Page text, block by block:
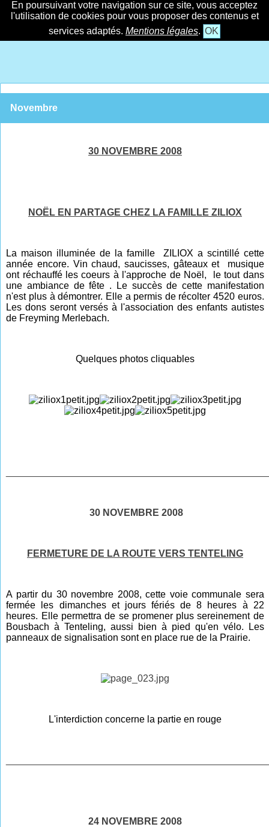
En poursuivant votre navigation sur ce site, vous acceptez
l'utilisation de cookies pour vous proposer des contenus et
services adaptés. Mentions légales. OK
Novembre
30 NOVEMBRE 2008
NOËL EN PARTAGE CHEZ LA FAMILLE ZILIOX
La maison illuminée de la famille ZILIOX a scintillé cette
année encore. Vin chaud, saucisses, gâteaux et musique
ont réchauffé les coeurs à l'approche de Noël, le tout dans
une ambiance de fête . Le succès de cette manifestation
n'est plus à démontrer. Elle a permis de récolter 4520 euros.
Les dons seront versés à l'association des enfants autistes
de Freyming Merlebach.
Quelques photos cliquables
30 NOVEMBRE 2008
FERMETURE DE LA ROUTE VERS TENTELING
A partir du 30 novembre 2008, cette voie communale sera
fermée les dimanches et jours fériés de 8 heures à 22
heures. Elle permettra de se promener plus sereinement de
Bousbach à Tenteling, aussi bien à pied qu'en vélo. Les
panneaux de signalisation sont en place rue de la Prairie.
L'interdiction concerne la partie en rouge
24 NOVEMBRE 2008